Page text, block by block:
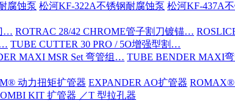
腐蚀泵 松河KF-322A不锈钢耐腐蚀泵 松河KF-437A
… ROTRAC 28/42 CHROME管子割刀镀锚…
… TUBE CUTTER 30 PRO / 5O增强型割…
MAXI MSR Set 弯管组… TUBE BENDER MAXI
动力扭矩扩管器 EXPANDER AO扩管器
KIT 扩管器 ／T 型拉孔器